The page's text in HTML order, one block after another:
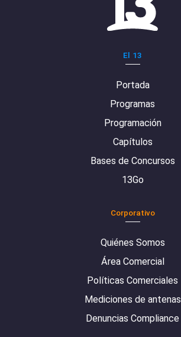
El 13
Portada
Programas
Programación
Capítulos
Bases de Concursos
13Go
Corporativo
Quiénes Somos
Área Comercial
Políticas Comerciales
Mediciones de antenas
Denuncias Compliance